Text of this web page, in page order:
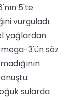
5'te
vurguladı.
yağlardan
3'ün söz
sularda